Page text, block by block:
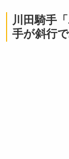
Powered by
川田騎手
手が斜行